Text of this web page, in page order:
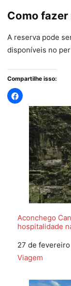
Como fazer
A reserva pode
disponíveis no
Compartilhe isso:
Aconchego
hospitalidade
Data
27 de
Em relação a
Viagem